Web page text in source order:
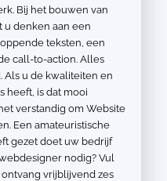
Bij het bouwen van
denken aan een
teksten, een
call-to-action. Alles
Als u de kwaliteiten en
heeft, is dat mooi
verstandig om Website
Een amateuristische
gezet doet uw bedrijf
nodig? Vul
vrijblijvend zes